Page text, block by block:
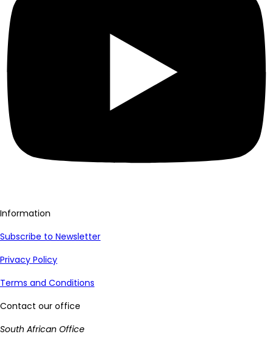
Information
Subscribe to Newsletter
Privacy Policy
Terms and Conditions
Contact our office
South African Office